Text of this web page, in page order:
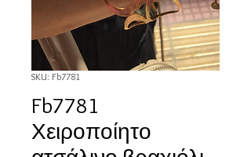
SKU: Fb7781
Fb7781
Χειροποίητο